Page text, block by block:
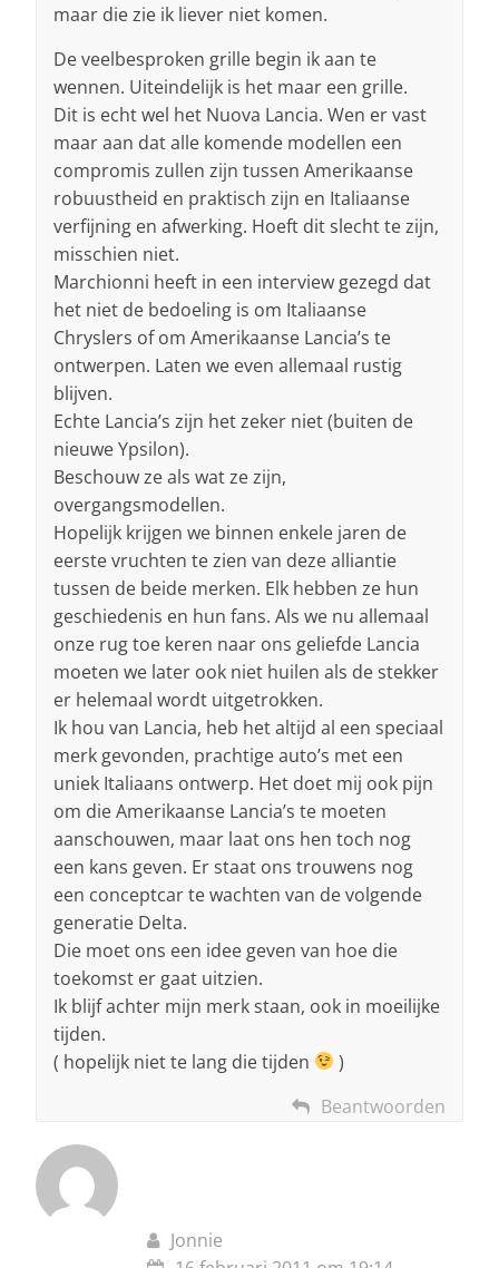
maar die zie ik liever niet komen.
De veelbesproken grille begin ik aan te
wennen. Uiteindelijk is het maar een grille.
Dit is echt wel het Nuova Lancia. Wen er vast
maar aan dat alle komende modellen een
compromis zullen zijn tussen Amerikaanse
robuustheid en praktisch zijn en Italiaanse
verfijning en afwerking. Hoeft dit slecht te zijn,
misschien niet.
Marchionni heeft in een interview gezegd dat
het niet de bedoeling is om Italiaanse
Chryslers of om Amerikaanse Lancia’s te
ontwerpen. Laten we even allemaal rustig
blijven.
Echte Lancia’s zijn het zeker niet (buiten de
nieuwe Ypsilon).
Beschouw ze als wat ze zijn,
overgangsmodellen.
Hopelijk krijgen we binnen enkele jaren de
eerste vruchten te zien van deze alliantie
tussen de beide merken. Elk hebben ze hun
geschiedenis en hun fans. Als we nu allemaal
onze rug toe keren naar ons geliefde Lancia
moeten we later ook niet huilen als de stekker
er helemaal wordt uitgetrokken.
Ik hou van Lancia, heb het altijd al een speciaal
merk gevonden, prachtige auto’s met een
uniek Italiaans ontwerp. Het doet mij ook pijn
om die Amerikaanse Lancia’s te moeten
aanschouwen, maar laat ons hen toch nog
een kans geven. Er staat ons trouwens nog
een conceptcar te wachten van de volgende
generatie Delta.
Die moet ons een idee geven van hoe die
toekomst er gaat uitzien.
Ik blijf achter mijn merk staan, ook in moeilijke
tijden.
( hopelijk niet te lang die tijden
)
Beantwoorden
Jonnie